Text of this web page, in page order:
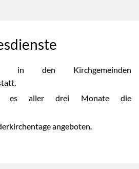
in den Kirchgemeinden
es aller drei Monate die
angeboten.